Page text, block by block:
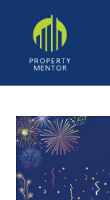
content